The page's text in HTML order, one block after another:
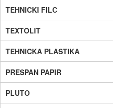
TEHNICKI FILC
TEXTOLIT
TEHNICKA PLASTIKA
PRESPAN PAPIR
PLUTO